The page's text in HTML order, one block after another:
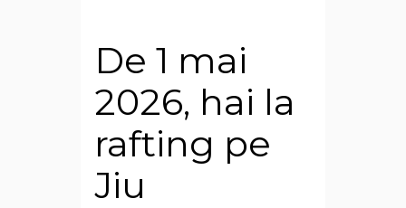
De 1 mai
2026, hai la
rafting pe
Jiu